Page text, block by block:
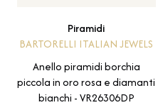
Piramidi
BARTORELLI ITALIAN JEWELS
Anello piramidi borchia
piccola in oro rosa e diamanti
bianchi - VR26306DP